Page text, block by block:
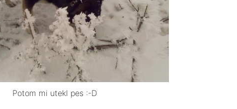
Potom mi utekl pes :-D